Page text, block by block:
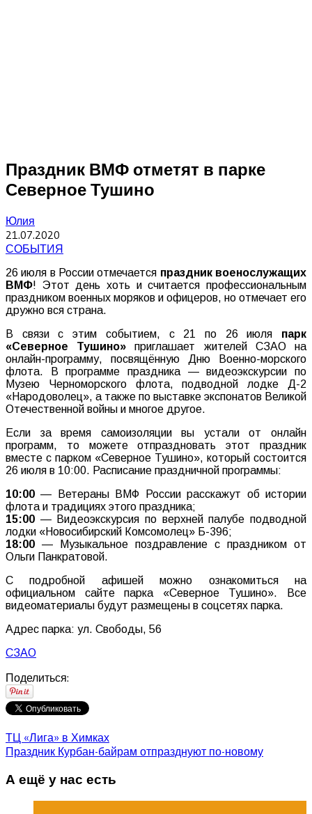
Праздник ВМФ отметят в парке
Северное Тушино
Юлия
21.07.2020
СОБЫТИЯ
26 июля в России отмечается праздник военослужащих
ВМФ! Этот день хоть и считается профессиональным
праздником военных моряков и офицеров, но отмечает его
дружно вся страна.
В связи с этим событием, c 21 по 26 июля парк
«Северное Тушино» приглашает жителей СЗАО на
онлайн-программу, посвящённую Дню Военно-морского
флота. В программе праздника — видеоэкскурсии по
Музею Черноморского флота, подводной лодке Д-2
«Народоволец», а также по выставке экспонатов Великой
Отечественной войны и многое другое.
Если за время самоизоляции вы устали от онлайн
программ, то можете отпраздновать этот праздник
вместе с парком «Северное Тушино», который состоится
26 июля в 10:00. Расписание праздничной программы:
10:00 — Ветераны ВМФ России расскажут об истории
флота и традициях этого праздника;
15:00 — Видеоэкскурсия по верхней палубе подводной
лодки «Новосибирский Комсомолец» Б-396;
18:00 — Музыкальное поздравление с праздником от
Ольги Панкратовой.
С подробной афишей можно ознакомиться на
официальном сайте парка «Северное Тушино». Все
видеоматериалы будут размещены в соцсетях парка.
Адрес парка: ул. Свободы, 56
СЗАО
Поделиться:
ТЦ «Лига» в Химках
Праздник Курбан-байрам отпразднуют по-новому
А ещё у нас есть